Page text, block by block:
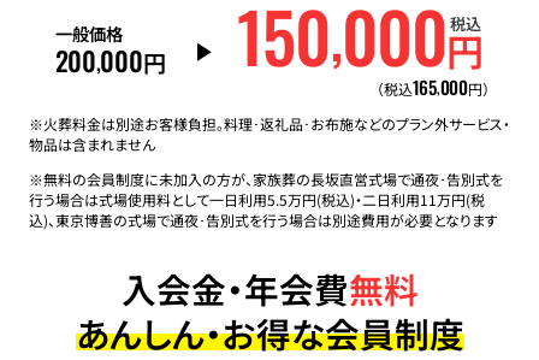
一般価格
200,000円 150,000円
税込
（税込165,000円）
※火葬料金は別途お客様負担。料理･返礼品･お布施などのプラン外サービス・
物品は含まれません
※無料の会員制度に未加入の方が、家族葬の長坂直営式場で通夜･告別式を
行う場合は式場使用料として一日利用5.5万円(税込)・二日利用11万円(税
込)、東京博善の式場で通夜･告別式を行う場合は別途費用が必要となります
入会金・年会費無料
あんしん・お得な会員制度